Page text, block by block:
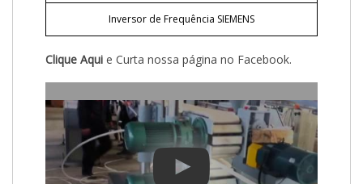
Inversor de Frequência SIEMENS
Clique Aqui e Curta nossa página no Facebook.